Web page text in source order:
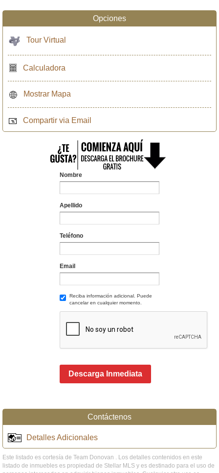
Opciones
Tour Virtual
Calculadora
Mostrar Mapa
Compartir via Email
Nombre
Apellido
Teléfono
Email
Reciba información adicional. Puede
cancelar en cualquier momento.
Descarga Inmediata
Contáctenos
Detalles Adicionales
Este listado es cortesía de Team Donovan . Los detalles contenidos en este
listado de inmuebles es propiedad de Stellar MLS y es destinado para el uso de